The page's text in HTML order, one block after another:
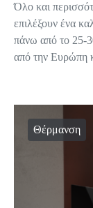
Όλο και
επιλέξουν ένα
πάνω από το 25-
από την Ευρώπη
Θέρμανση